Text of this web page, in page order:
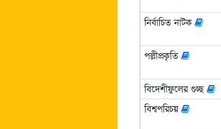
নির্বাচিত নাটক
পল্লীপ্রকৃতি
বিদেশীফুলের গুচ্ছ
বিশ্বপরিচয়